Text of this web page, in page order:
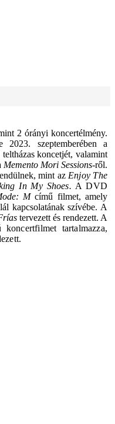
2 órányi koncertélmény.
2023. szeptemberében a
koncetjét, valamint
Memento Mori Sessions-ről.
mint az Enjoy The
In My Shoes. A DVD
Mcímű filmet, amely
kapcsolatának szívébe. A
tervezett és rendezett. A
tartalmazza,